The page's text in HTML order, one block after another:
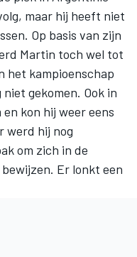
maar hij heeft niet
Op basis van zijn
Martin toch wel tot
het kampioenschap
gekomen. Ook in
kon hij weer eens
werd hij nog
om zich in de
Er lonkt een